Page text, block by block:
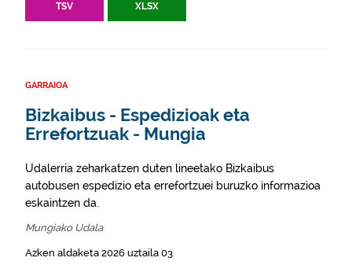
TSV XLSX
GARRAIOA
Bizkaibus - Espedizioak eta
Errefortzuak - Mungia
Udalerria zeharkatzen duten lineetako Bizkaibus
autobusen espedizio eta errefortzuei buruzko informazioa
eskaintzen da.
Mungiako Udala
Azken aldaketa 2026 uztaila 03